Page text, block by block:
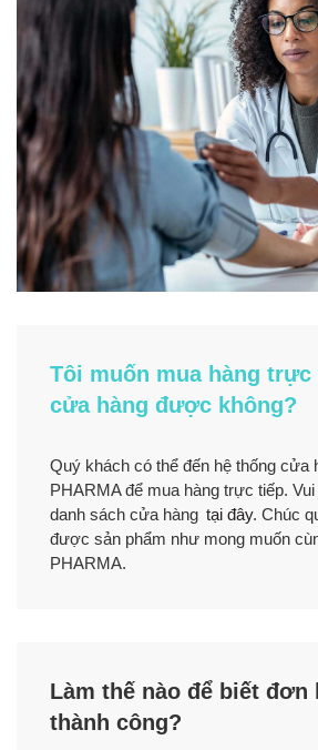
Tôi muốn mua hàng trực
cửa hàng được không?
Quý khách có thể đến hệ thống cửa
PHARMA để mua hàng trực tiếp.
danh sách cửa hàng tại đây. Chúc
được sản phẩm như mong muốn
PHARMA.
Làm thế nào để biết đơn
thành công?